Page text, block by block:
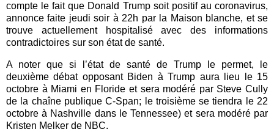
compte le fait que Donald Trump soit positif au coronavirus,
annonce faite jeudi soir à 22h par la Maison blanche, et se
trouve actuellement hospitalisé avec des informations
contradictoires sur son état de santé.
Anoter que si l’état de santé de Trump le permet,
e
deuxième débat opposant Biden à Trump aura lieu le 15
octobre à Miami en Floride et sera modéré par Steve Cully
de la chaîne publique C-Span; le troisième se tiendra le 22
octobre à Nashville dans le Tennessee) et sera modéré par
Kristen Melker de NBC.